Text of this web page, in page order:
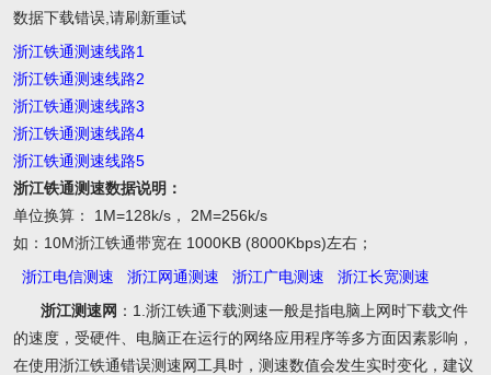
数据下载错误,请刷新重试
浙江铁通测速线路1
浙江铁通测速线路2
浙江铁通测速线路3
浙江铁通测速线路4
浙江铁通测速线路5
浙江铁通测速数据说明：
单位换算： 1M=128k/s， 2M=256k/s
如：10M浙江铁通带宽在 1000KB (8000Kbps)左右；
浙江电信测速
浙江网通测速 浙江广电测速
浙江长宽测速
浙江测速网 ：1.浙江铁通下载测速一般是指电脑上网时下载文件
的速度，受硬件、电脑正在运行的网络应用程序等多方面因素影响，
在使用浙江铁通错误测速网工具时，测速数值会发生实时变化，建议